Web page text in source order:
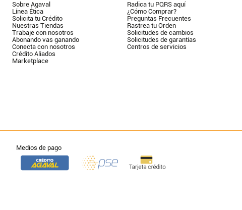
Sobre Agaval
Línea Ética
Solicita tu Crédito
Nuestras Tiendas
Trabaje con nosotros
Abonando vas ganando
Conecta con nosotros
Crédito Aliados
Marketplace
Radica tu PQRS aquí
¿Cómo Comprar?
Preguntas Frecuentes
Rastrea tu Orden
Solicitudes de cambios
Solicitudes de garantías
Centros de servicios
Medios de pago